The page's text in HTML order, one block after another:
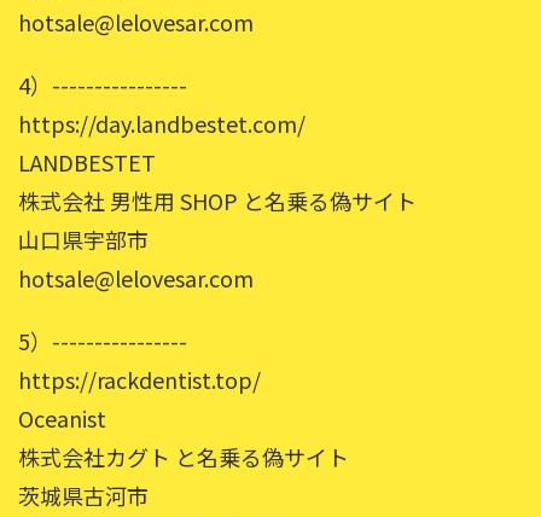
hotsale@lelovesar.com
4）----------------
https://day.landbestet.com/
LANDBESTET
株式会社 男性用 SHOP と名乗る偽サイト
山口県宇部市
hotsale@lelovesar.com
5）----------------
https://rackdentist.top/
Oceanist
株式会社カグト と名乗る偽サイト
茨城県古河市